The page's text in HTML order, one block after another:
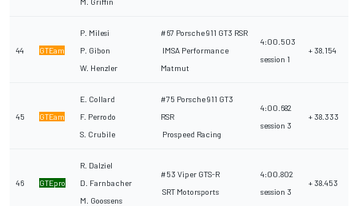
44 GTEam
P. Milesi
P. Gibon
W. Henzler
#67 Porsche 911 GT3 RSR
IMSA Performance
Matmut
4:00.503
session 1
+ 38.154
45 GTEam
E. Collard
F. Perrodo
S. Crubile
#75 Porsche 911 GT3
RSR
Prospeed Racing
4:00.682
session 3
+ 38.333
46 GTEpro
R. Dalziel
D. Farnbacher
M. Goossens
#53 Viper GTS-R
SRT Motorsports
4:00.802
session 3
+ 38.453